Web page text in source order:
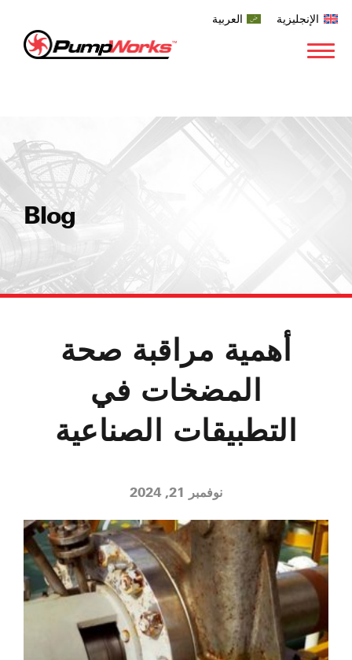
الإنجليزية العربية
Blog
أهمية مراقبة صحة
المضخات في
التطبيقات الصناعية
نوفمبر 21, 2024